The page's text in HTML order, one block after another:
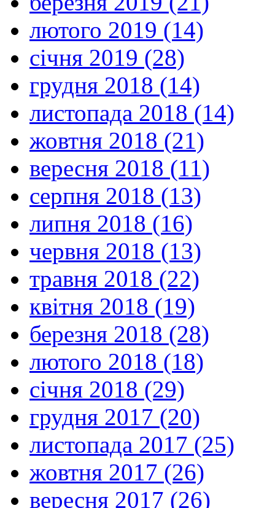
лютого 2019 (14)
січня 2019 (28)
грудня 2018 (14)
листопада 2018 (14)
жовтня 2018 (21)
вересня 2018 (11)
серпня 2018 (13)
липня 2018 (16)
червня 2018 (13)
травня 2018 (22)
квітня 2018 (19)
березня 2018 (28)
лютого 2018 (18)
січня 2018 (29)
грудня 2017 (20)
листопада 2017 (25)
жовтня 2017 (26)
вересня 2017 (26)